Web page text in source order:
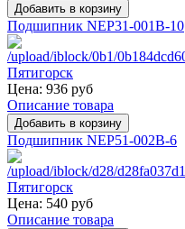
Подшипник NEP31-001B-10
Цена: 936 руб
Описание товара
Подшипник NEP51-002B-6
Цена: 540 руб
Описание товара